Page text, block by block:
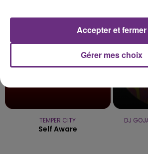
21h01
21h01
TEMPER CITY
Self Aware
20h59
20h59
DJ
Gérer mes choix
Accepter et fermer